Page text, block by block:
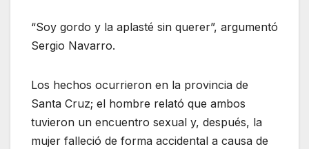
“Soy gordo y la aplasté sin querer”, argumentó
Sergio Navarro.
Los hechos ocurrieron en la provincia de
Santa Cruz; el hombre relató que ambos
tuvieron un encuentro sexual y, después, la
mujer falleció de forma accidental a causa de